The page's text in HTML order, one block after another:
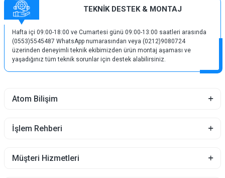
TEKNİK DESTEK & MONTAJ
Hafta içi 09:00-18:00 ve Cumartesi günü 09:00-13:00 saatleri arasında
(0553)5545487 WhatsApp numarasından veya (0212)9080724
üzerinden deneyimli teknik ekibimizden ürün montaj aşaması ve
yaşadığınız tüm teknik sorunlar için destek alabilirsiniz.
Atom Bilişim
İşlem Rehberi
Müşteri Hizmetleri